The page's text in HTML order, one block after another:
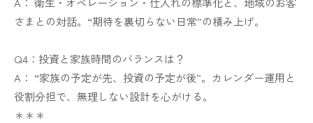
さまとの対話。“期待を裏切らない日常”の積み上げ。
Q4：投資と家族時間のバランスは？
A： “家族の予定が先、投資の予定が後”。カレンダー運用と
役割分担で、無理しない設計を心がける。
＊＊＊